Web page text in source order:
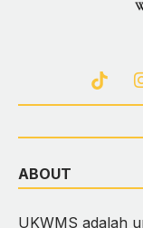
ABOUT
UKWMS adalah